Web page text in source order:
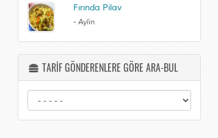
Fırında Pilav
- Aylin
TARİF GÖNDERENLERE GÖRE ARA-BUL